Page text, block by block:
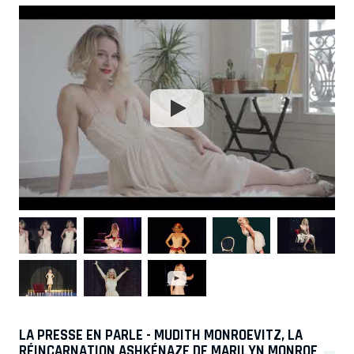
LA PRESSE EN PARLE - MUDITH MONROEVITZ, LA